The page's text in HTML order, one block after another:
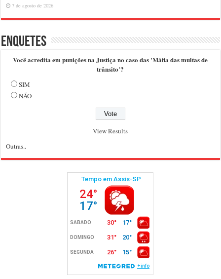
7 de agosto de 2026
Enquetes
Você acredita em punições na Justiça no caso das 'Máfia das multas de
trânsito'?
SIM
NÃO
View Results
Outras..